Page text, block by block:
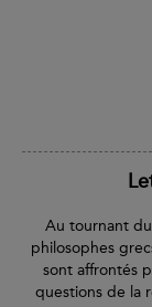
Au tournant
philosophes
sont affrontés
questions de la